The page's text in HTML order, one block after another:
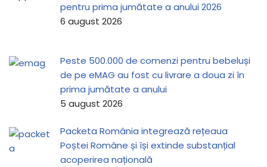
pentru prima jumătate a anului 2026
6 august 2026
Peste 500.000 de comenzi pentru bebeluși
de pe eMAG au fost cu livrare a doua zi în
prima jumătate a anului
5 august 2026
Packeta România integrează rețeaua
Poștei Române și își extinde substanțial
acoperirea națională